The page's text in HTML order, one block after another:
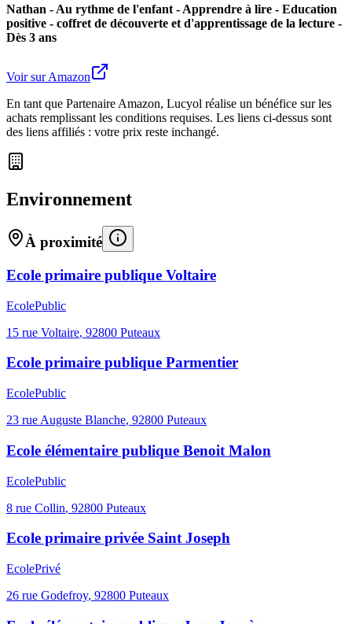
Nathan - Au rythme de l'enfant - Apprendre à lire - Education
positive - coffret de découverte et d'apprentissage de la lecture -
Dès 3 ans
Voir sur Amazon
En tant que Partenaire Amazon, Lucyol réalise un bénéfice sur les
achats remplissant les conditions requises. Les liens ci-dessus sont
des liens affiliés : votre prix reste inchangé.
Environnement
À proximité
Ecole primaire publique Voltaire
EcolePublic
15 rue Voltaire, 92800 Puteaux
Ecole primaire publique Parmentier
EcolePublic
23 rue Auguste Blanche, 92800 Puteaux
Ecole élémentaire publique Benoit Malon
EcolePublic
8 rue Collin, 92800 Puteaux
Ecole primaire privée Saint Joseph
EcolePrivé
26 rue Godefroy, 92800 Puteaux